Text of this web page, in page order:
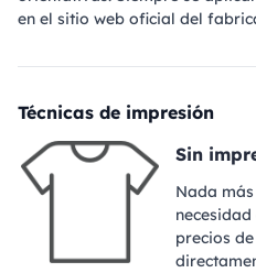
en el sitio web oficial del
Técnicas de impresión
Sin
Nada
precios